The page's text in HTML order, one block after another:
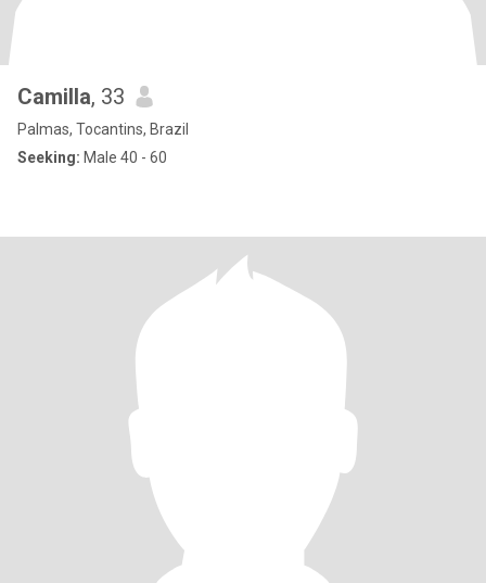
Camilla, 33
Palmas, Tocantins, Brazil
Seeking: Male 40 - 60